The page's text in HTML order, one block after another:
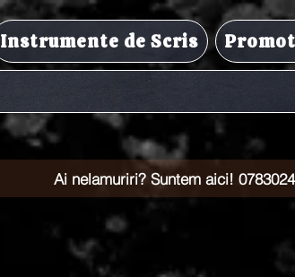
Instrumente de Scris
Ai nelamuriri? Suntem aici!